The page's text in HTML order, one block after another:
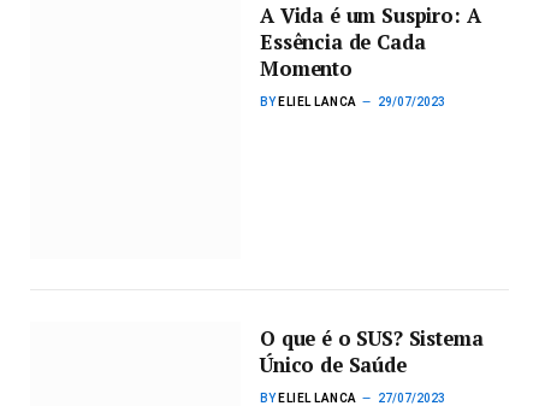
A Vida é um Suspiro: A
Essência de Cada
Momento
BY ELIEL LANCA 29/07/2023
O que é o SUS? Sistema
Único de Saúde
BY ELIEL LANCA 27/07/2023